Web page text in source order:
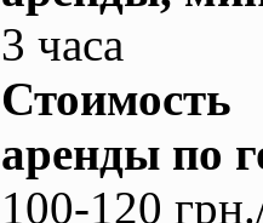
3 часа
Стоимость
аренды по
100-120